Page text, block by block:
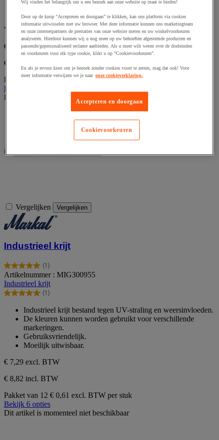
gebruiker.
Hecht perfect op metaal.
Vanaf
€ 13,45excl. BTW
€ 16,27 incl. BTW
Per stuk
Bekijk 6 opties
Dit artikel is momenteel niet beschikbaar
Vergelijken Vergelijken
Industrieel krijt
(1)
5.0
van
de
5
beoordeling
Artikelnummer : MIG300955
Industrieel krijt
(1)
5.0
sterren.
beoordeling
Industrieel krijt bestand tegen UV-straling en weersinvloeden.
De kleuren kunnen worden gebruikt voor verschillende
markeringen.
Gebruiksvriendelijk.
Moeilijk uitwisbaar.
€ 7,29 excl. BTW
€ 8,82 incl. BTW
Pakket van 12 € 0,61 excl. BTW per stuk
Bekijk 6 opties
Dit artikel is momenteel niet beschikbaar
Wij vinden het belangrijk om u een bezoek aan onze website op maat te bieden!
Door op de knop "Accepteren en doorgaan" te klikken, kan ons platform via cookies
informatie uitwisselen met uw browser. Met deze informatie kunnen ons marketingteam
en onze internetpartners de prestaties van onze website meten en uw winkelvoorkeuren
analyseren. Hierdoor kunnen wij u nog meer op uw behoeften afgestemde producten en
passende/gepersonaliseerd reclame aanbieden. Als u meer wilt weten over de doeleinden
en voorkeuren voor elk type cookie, klikt u op "Cookievoorkeuren".
En als je ervoor kiest om je bezoek zonder cookies voort te zetten, mag dat ook! Voor
meer informatie verwijzen we je naar onze cookieverklaring.
Accepteren en doorgaan
Cookievoorkeuren